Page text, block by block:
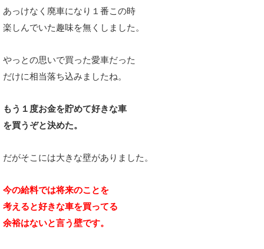
あっけなく廃車になり１番この時
楽しんでいた趣味を無くしました。
やっとの思いで買った愛車だった
だけに相当落ち込みましたね。
もう１度お金を貯めて好きな車
を買うぞと決めた。
だがそこには大きな壁がありました。
今の給料では将来のことを
考えると好きな車を買ってる
余裕はないと言う壁です。